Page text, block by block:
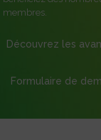
membres.
Découvrez les
Formulaire de